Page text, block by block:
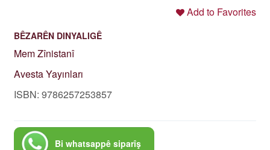
Add to Favorites
BÊZARÊN DINYALIGÊ
Mem Zînistanî
Avesta Yayınları
ISBN: 9786257253857
Bi whatsappê siparîş